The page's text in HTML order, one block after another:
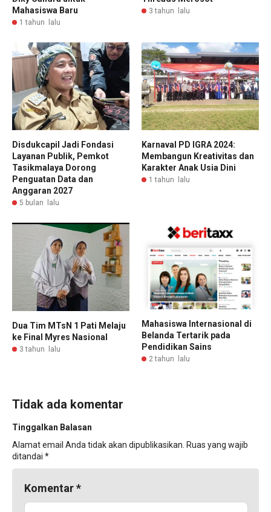
Mahasiswa Baru
1 tahun lalu
3 tahun lalu
Disdukcapil Jadi Fondasi
Layanan Publik, Pemkot
Tasikmalaya Dorong
Penguatan Data dan
Anggaran 2027
5 bulan lalu
Karnaval PD IGRA 2024:
Membangun Kreativitas dan
Karakter Anak Usia Dini
1 tahun lalu
Dua Tim MTsN 1 Pati Melaju
ke Final Myres Nasional
3 tahun lalu
Mahasiswa Internasional di
Belanda Tertarik pada
Pendidikan Sains
2 tahun lalu
Tidak ada komentar
Tinggalkan Balasan
Alamat email Anda tidak akan dipublikasikan. Ruas yang wajib
ditandai *
Komentar*